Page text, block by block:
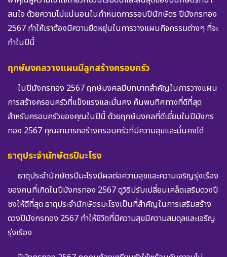
สนใจ ด้วยความไม่แน่นอนในกำหนดการรอบปีนักษัตร ปีมังกรทอง
2567 ทำให้เราต้องมีความยืดหยุ่นในการวางแผนกิจกรรมต่างๆ ที่จะ
ทำในปีนี้
ฤกษ์มงคลวางแผนมีลูกสร้างครอบครัว
ในปีมังกรทอง 2567 ฤกษ์มงคลมีบทบาทสำคัญในการวางแผน
การสร้างครอบครัวที่แข็งแรงและมั่นคง ค้นพบทิศทางที่ดีที่สุด
สำหรับครอบครัวของคุณในปีนี้ ด้วยฤกษ์มงคลที่ดีเยี่ยมในปีมังกร
ทอง 2567 คุณสามารถสร้างครอบครัวที่มีความสุขและมั่นคงได้
ธาตุประจำนักษัตรปีมะโรง
ธาตุประจำนักษัตรปีมะโรงมีผลต่อความสุขและความเจริญรุ่งเรือง
ของคนที่เกิดในปีมังกรทอง 2567 ดูวิธีปรับเปลี่ยนเคล็ดเสริมดวงปี
ชงให้ดีที่สุด ธาตุประจำนักษัตรมะโรงเป็นที่สำคัญในการเสริมสร้าง
ดวงปีมังกรทอง 2567 ทำให้ชีวิตที่มีความสุขมีความสมดุลและเจริญ
รุ่งเรือง